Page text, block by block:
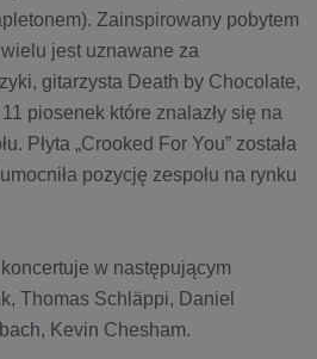
Zainspirowany pobytem
jest uznawane za
gitarzysta Death by Chocolate,
piosenek które znalazły się na
Płyta „Crooked For You” została
pozycję zespołu na rynku
w następującym
Thomas Schläppi, Daniel
Kevin Chesham.